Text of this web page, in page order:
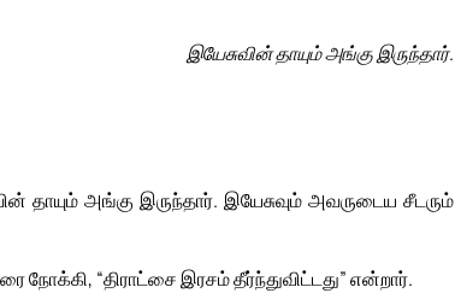
இயேசுவின் தாயும் அங்கு இருந்தார்.
தாயும் அங்கு இருந்தார். இயேசுவும் அவருடைய சீடரும்
“திராட்சை இரசம் தீர்ந்துவிட்டது” என்றார்.